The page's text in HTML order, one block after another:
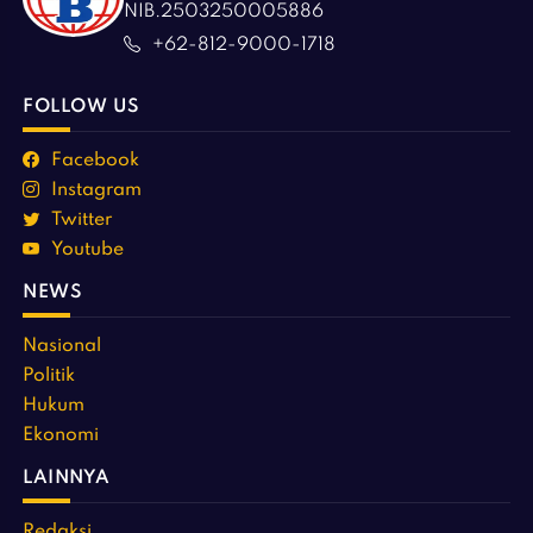
NIB.2503250005886
+62-812-9000-1718
FOLLOW US
Facebook
Instagram
Twitter
Youtube
NEWS
Nasional
Politik
Hukum
Ekonomi
LAINNYA